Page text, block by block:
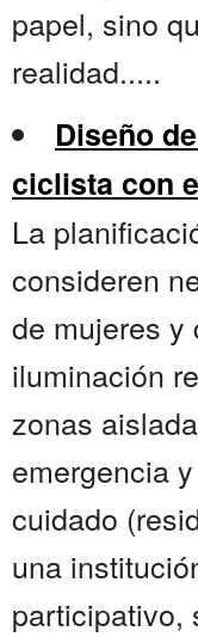
papel, sino
realidad.....
Diseño
ciclista con
La
consideren
de mujeres y
iluminación
zonas
emergencia
cuidado
una
participativo,